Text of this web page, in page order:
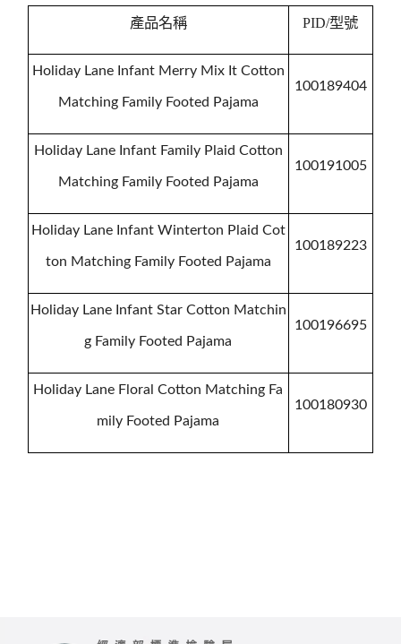
產品名稱 PID/型號
Holiday Lane Infant Merry Mix It Cotton
Matching Family Footed Pajama
100189404
Holiday Lane Infant Family Plaid Cotton
Matching Family Footed Pajama
100191005
Holiday Lane Infant Winterton Plaid Cot
ton Matching Family Footed Pajama
100189223
Holiday Lane Infant Star Cotton Matchin
g Family Footed Pajama
100196695
Holiday Lane Floral Cotton Matching Fa
mily Footed Pajama
100180930